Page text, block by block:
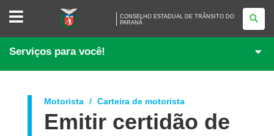
CONSELHO
ESTADUAL
TRÂNSITO
DO
PARANÁ
CONSELHO ESTADUAL DE TRÂNSITO DO
PARANÁ
Serviços para você!
Motorista Carteira de motorista
Emitir certidão de